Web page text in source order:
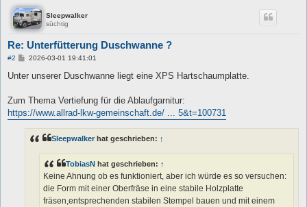
Sleepwalker
süchtig
Re: Unterfütterung Duschwanne ?
#2
B
i
a
2026-03-01 19:41:01
Unter unserer Duschwanne liegt eine XPS Hartschaumplatte.
Zum Thema Vertiefung für die Ablaufgarnitur:
https://www.allrad-lkw-gemeinschaft.de/ ... 5&t=100731
Sleepwalker hat geschrieben: ↑
TobiasN hat geschrieben: ↑
Keine Ahnung ob es funktioniert, aber ich würde es so versuchen:
die Form mit einer Oberfräse in eine stabile Holzplatte
fräsen,entsprechenden stabilen Stempel bauen und mit einem